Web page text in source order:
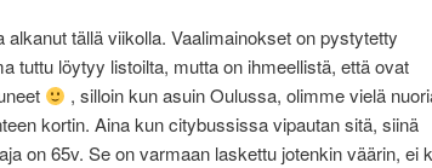
alkanut tällä viikolla. Vaalimainokset on pystytetty
tuttu löytyy listoilta, mutta on ihmeellistä, että ovat
, silloin kun asuin Oulussa, olimme vielä
kortin. Aina kun citybussissa vipautan sitä, siinä
on 65v. Se on varmaan laskettu jotenkin väärin, ei